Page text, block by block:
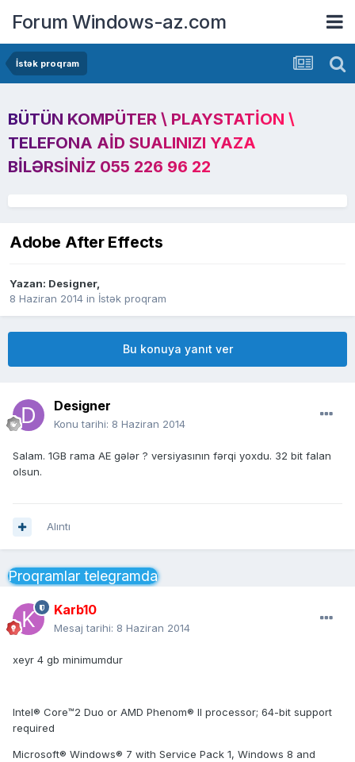
Forum Windows-az.com
İstək proqram
BÜTÜN KOMPÜTER \ PLAYSTATION \
TELEFONA AID SUALINIZI YAZA
BILƏRSINIZ 055 226 96 22
Adobe After Effects
Yazan: Designer,
8 Haziran 2014 in İstək proqram
Bu konuya yanıt ver
Designer
Konu tarihi: 8 Haziran 2014
Salam. 1GB rama AE gələr ? versiyasının fərqi yoxdu. 32 bit falan
olsun.
Alıntı
Proqramlar telegramda
Karb10
Mesaj tarihi: 8 Haziran 2014
xeyr 4 gb minimumdur
Intel® Core™2 Duo or AMD Phenom® II processor; 64-bit support
required
Microsoft® Windows® 7 with Service Pack 1, Windows 8 and